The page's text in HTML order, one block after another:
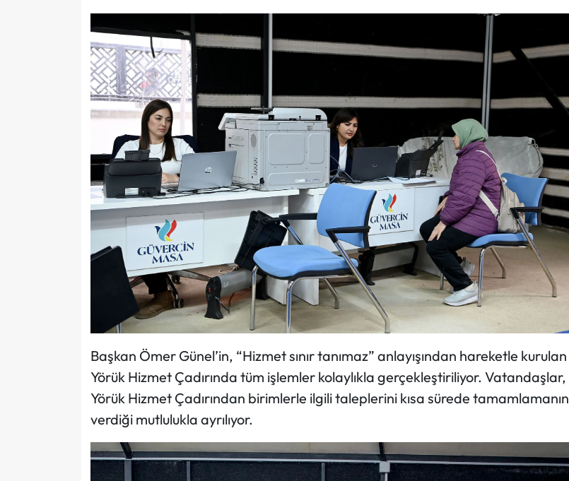
Başkan Ömer Günel’in, “Hizmet sınır tanımaz” anlayışından hareketle kurulan
Yörük Hizmet Çadırında tüm işlemler kolaylıkla gerçekleştiriliyor. Vatandaşlar,
Yörük Hizmet Çadırından birimlerle ilgili taleplerini kısa sürede tamamlamanın
verdiği mutlulukla ayrılıyor.